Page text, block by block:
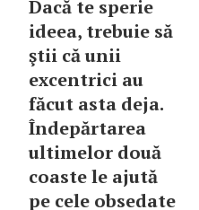
Dacă te sperie
ideea, trebuie să
ştii că unii
excentrici au
făcut asta deja.
Îndepărtarea
ultimelor două
coaste le ajută
pe cele obsedate